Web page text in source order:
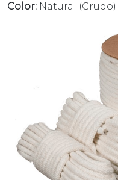
Color: Natural (Crudo).